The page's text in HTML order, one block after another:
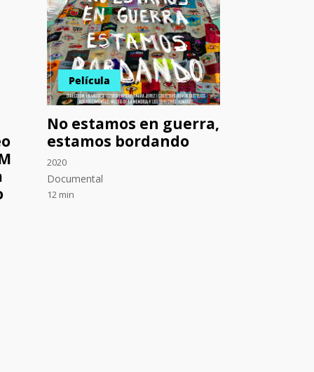
Película
No estamos en guerra,
estamos bordando
2020
Documental
12 min